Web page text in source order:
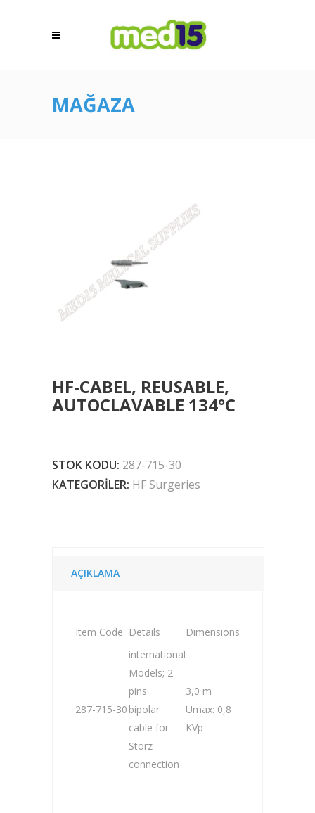
MAĞAZA
HF-CABEL, REUSABLE,
AUTOCLAVABLE 134°C
STOK KODU: 287-715-30
KATEGORILER: HF Surgeries
AÇIKLAMA
Item Code Details Dimensions
287-715-30
international
Models; 2-
pins
bipolar
cable for
Storz
connection
3,0 m
Umax: 0,8
KVp